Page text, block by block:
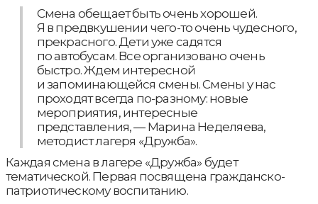
Смена обещает быть очень хорошей.
Я в предвкушении чего-то очень чудесного,
прекрасного. Дети уже садятся
по автобусам. Все организовано очень
быстро. Ждем интересной
и запоминающейся смены. Смены у нас
проходят всегда по-разному: новые
мероприятия, интересные
представления, — Марина Неделяева,
методист лагеря «Дружба».
Каждая смена в лагере «Дружба» будет
тематической. Первая посвящена гражданско-
патриотическому воспитанию.